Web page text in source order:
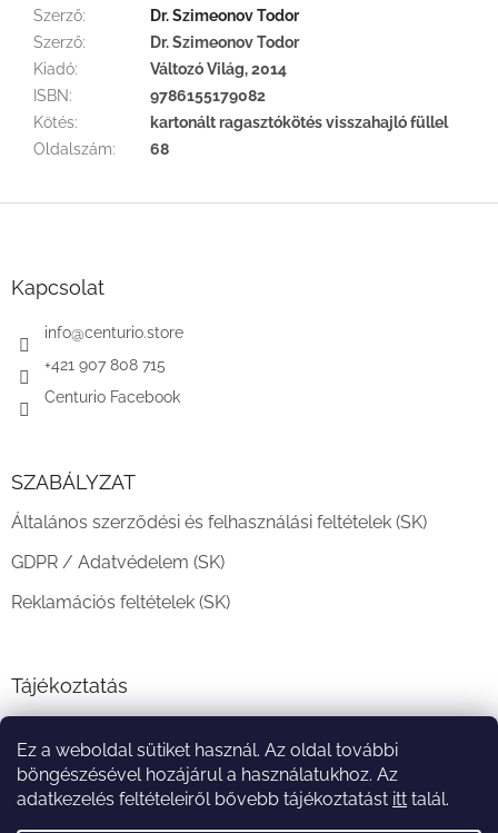
Ez a weboldal sütiket használ. Az oldal további
böngészésével hozájárul a használatukhoz. Az
adatkezelés feltételeiről bővebb tájékoztatást itt talál.
Szerző:
Dr. Szimeonov Todor
Szerző:
Dr. Szimeonov Todor
Kiadó:
Változó Világ, 2014
ISBN:
9786155179082
Kötés:
kartonált ragasztókötés visszahajló füllel
Oldalszám: 68
Kapcsolat
info@centurio.store
+421 907 808 715
Centurio Facebook
SZABÁLYZAT
Általános szerződési és felhasználási feltételek (SK)
GDPR / Adatvédelem (SK)
Reklamációs feltételek (SK)
Tájékoztatás
A vásárlás menete